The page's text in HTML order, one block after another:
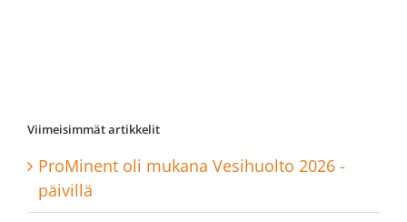
Viimeisimmät artikkelit
ProMinent oli mukana Vesihuolto 2026 -
päivillä